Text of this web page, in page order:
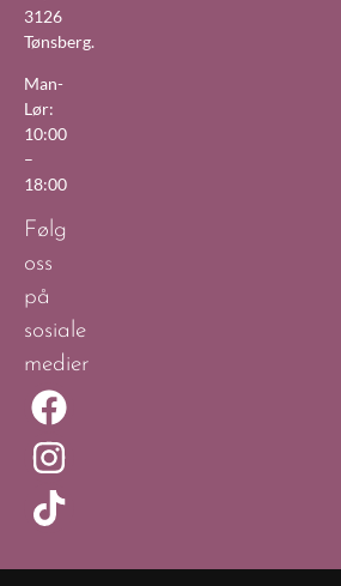
3126
Tønsberg.
Man-
Lør:
10:00
–
18:00
Følg
oss
på
sosiale
medier